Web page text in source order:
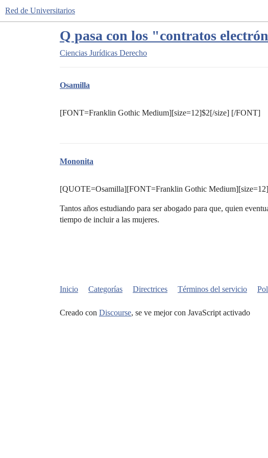
Red de Universitarios
Q pasa con los "contratos
Ciencias Jurídicas Derecho
Osamilla
[FONT=Franklin Gothic Medium][size=12]$2[/size] [/FONT]
Mononita
[QUOTE=Osamilla][FONT=Franklin Gothic
Tantos años estudiando para ser abogado para que, quien
tiempo de incluir a las mujeres.
Inicio Categorías Directrices Términos del servicio
Creado con Discourse, se ve mejor con JavaScript activado